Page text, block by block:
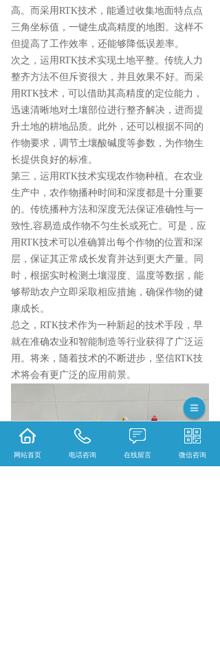
高。而采用RTK技术，能通过收集地面特点点
三角坐标值，一键生成高精度的地图。这样不
但提高了工作效率，还能够降低误差率。
次之，运用RTK技术实现土地平整。传统人力
整齐方法不但斥资很大，并且效果不好。而采
用RTK技术，可以借助其高精度的定位能力，
迅速清晰地对土壤部位进行整齐解决，进而提
升土地的耕地品质。此外，还可以根据不同的
作物要求，调节土壤酸碱度等参数，为作物生
长提供良好的标准。
第三，运用RTK技术实现农作物种植。在农业
生产中，农作物播种时间和深度都是十分重要
的。传统播种方法和深度无法保证准确性与一
致性,容易造成作物不匀生长或死亡。可是，应
用RTK技术可以准确算出每个作物的位置和深
层，保证其正常成长发育并达到更大产量。同
时，根据实时检测土壤湿度、温度等数据，能
够帮助农户立即采取相应措施，确保作物的健
康成长。
总之，RTK技术作为一种新起的技术手段，早
就在准确农业和智能制造等行业获得了广泛运
用。将来，随着技术的不断进步，坚信RTK技
术将会有更广泛的应用前景。
网站首页 电话咨询 在线留言 微信咨询